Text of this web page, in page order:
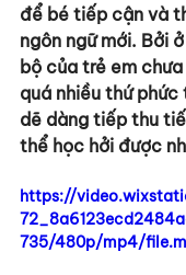
để bé tiếp cận và
ngôn ngữ mới. Bởi
bộ của trẻ em
quá nhiều thứ
dẽ dàng tiếp thu
thể học hởi được
https://
735/480p/mp4/